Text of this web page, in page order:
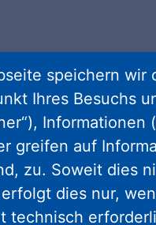
linkedin
speichern wir
Ihres Besuchs
Informationen
greifen auf
zu. Soweit dies
dies nur,
technisch